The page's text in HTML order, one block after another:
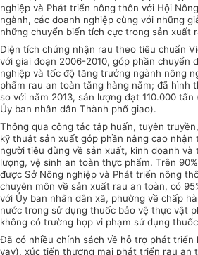
nghiệp và Phát triển nông thôn với Hội
ngành, các doanh nghiệp cùng với những
những chuyển biến tích cực trong sản xuất
Diện tích chứng nhận rau theo tiêu chuẩn
với giai đoạn 2006-2010, góp phần chuyển
nghiệp và tốc độ tăng trưởng ngành nông
phẩm rau an toàn tăng hàng năm; đã hình
so với năm 2013, sản lượng đạt 110.000
Ủy ban nhân dân Thành phố giao).
Thông qua công tác tập huấn, tuyên
kỹ thuật sản xuất góp phần nâng cao nhận
người tiêu dùng về sản xuất, kinh doanh
lượng, vệ sinh an toàn thực phẩm. Trên
được Sở Nông nghiệp và Phát triển nông
chuyên môn về sản xuất rau an toàn, có
với Ủy ban nhân dân xã, phường về chấp
nước trong sử dụng thuốc bảo vệ thực vật
không có trường hợp vi phạm sử dụng
Đã có nhiều chính sách về hỗ trợ phát
vay), xúc tiến thương mại phát triển rau an